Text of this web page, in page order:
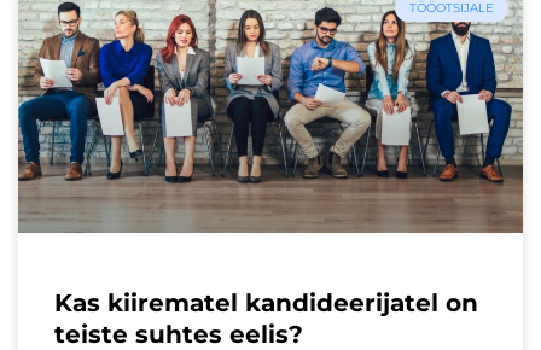
TÖÖOTSIJALE
Kas kiirematel kandideerijatel on
teiste suhtes eelis?